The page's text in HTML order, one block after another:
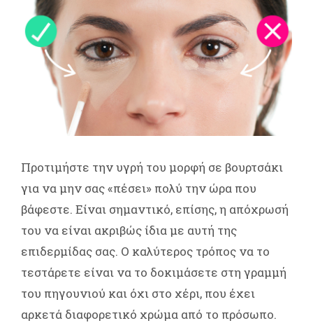
Προτιμήστε την υγρή του μορφή σε βουρτσάκι
για να μην σας «πέσει» πολύ την ώρα που
βάφεστε. Είναι σημαντικό, επίσης, η απόχρωσή
του να είναι ακριβώς ίδια με αυτή της
επιδερμίδας σας. Ο καλύτερος τρόπος να το
τεστάρετε είναι να το δοκιμάσετε στη γραμμή
του πηγουνιού και όχι στο χέρι, που έχει
αρκετά διαφορετικό χρώμα από το πρόσωπο.